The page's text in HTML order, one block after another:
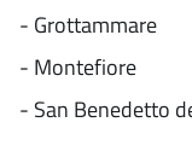
- Grottammare
- Montefiore
- San Benedetto